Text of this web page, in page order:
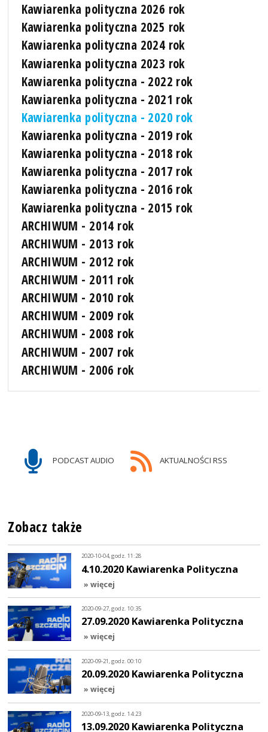
Kawiarenka polityczna 2026 rok
Kawiarenka polityczna 2025 rok
Kawiarenka polityczna 2024 rok
Kawiarenka polityczna 2023 rok
Kawiarenka polityczna - 2022 rok
Kawiarenka polityczna - 2021 rok
Kawiarenka polityczna - 2020 rok
Kawiarenka polityczna - 2019 rok
Kawiarenka polityczna - 2018 rok
Kawiarenka polityczna - 2017 rok
Kawiarenka polityczna - 2016 rok
Kawiarenka polityczna - 2015 rok
ARCHIWUM - 2014 rok
ARCHIWUM - 2013 rok
ARCHIWUM - 2012 rok
ARCHIWUM - 2011 rok
ARCHIWUM - 2010 rok
ARCHIWUM - 2009 rok
ARCHIWUM - 2008 rok
ARCHIWUM - 2007 rok
ARCHIWUM - 2006 rok
PODCAST AUDIO AKTUALNOŚCI RSS
Zobacz także
2020-10-04, godz. 11:28
4.10.2020 Kawiarenka Polityczna
» więcej
2020-09-27, godz. 10:35
27.09.2020 Kawiarenka Polityczna
» więcej
2020-09-21, godz. 00:10
20.09.2020 Kawiarenka Polityczna
» więcej
2020-09-13, godz. 14:23
13.09.2020 Kawiarenka Polityczna